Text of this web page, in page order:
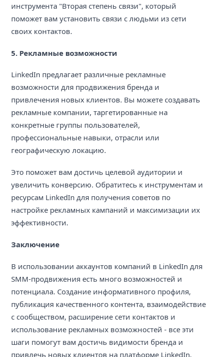
инструмента "Вторая степень связи", который
поможет вам установить связи с людьми из сети
своих контактов.
5. Рекламные возможности
LinkedIn предлагает различные рекламные
возможности для продвижения бренда и
привлечения новых клиентов. Вы можете создавать
рекламные компании, таргетированные на
конкретные группы пользователей,
профессиональные навыки, отрасли или
географическую локацию.
Это поможет вам достичь целевой аудитории и
увеличить конверсию. Обратитесь к инструментам и
ресурсам LinkedIn для получения советов по
настройке рекламных кампаний и максимизации их
эффективности.
Заключение
В использовании аккаунтов компаний в LinkedIn для
SMM-продвижения есть много возможностей и
потенциала. Создание информативного профиля,
публикация качественного контента, взаимодействие
с сообществом, расширение сети контактов и
использование рекламных возможностей - все эти
шаги помогут вам достичь видимости бренда и
привлечь новых клиентов на платформе LinkedIn.